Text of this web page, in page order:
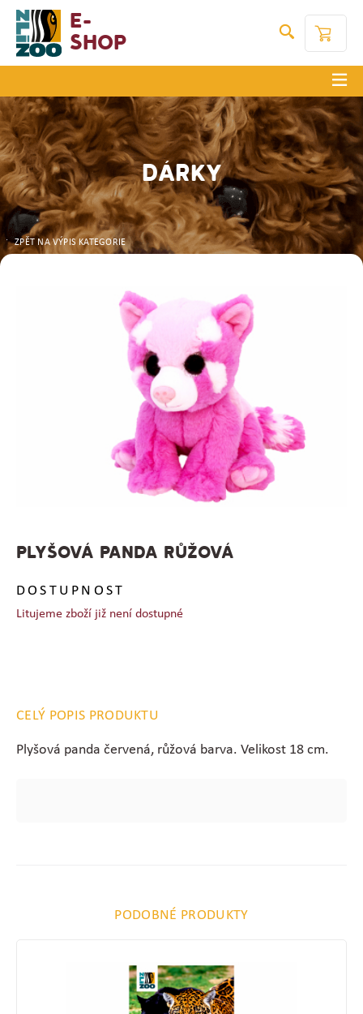
E-
Shop
DÁRKY
ZPĚT NA VÝPIS KATEGORIE
PLYŠOVÁ PANDA RŮŽOVÁ
DOSTUPNOST
Litujeme zboží již není dostupné
CELÝ POPIS PRODUKTU
Plyšová panda červená, růžová barva. Velikost 18 cm.
PODOBNÉ PRODUKTY